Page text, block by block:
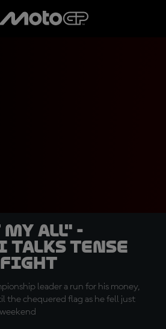
all" -
talks tense
fight
leader a run for his money,
the chequered flag as he fell just